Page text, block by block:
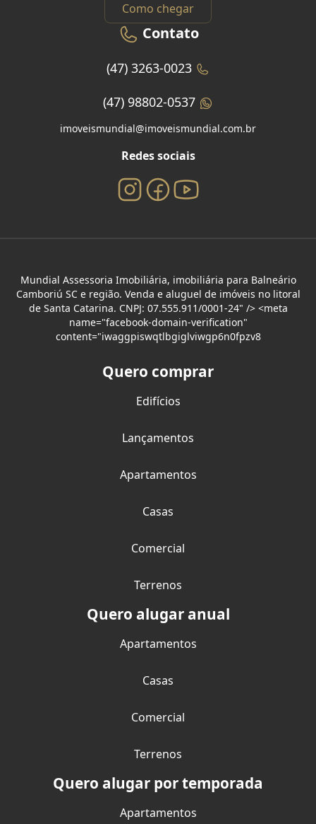
Como chegar
Contato
(47) 3263-0023
(47) 98802-0537
imoveismundial@imoveismundial.com.br
Redes sociais
Mundial Assessoria Imobiliária, imobiliária para Balneário
Camboriú SC e região. Venda e aluguel de imóveis no litoral
de Santa Catarina. CNPJ: 07.555.911/0001-24" /> <meta
name="facebook-domain-verification"
content="iwaggpiswqtlbgiglviwgp6n0fpzv8
Quero comprar
Edifícios
Lançamentos
Apartamentos
Casas
Comercial
Terrenos
Quero alugar anual
Apartamentos
Casas
Comercial
Terrenos
Quero alugar por temporada
Apartamentos